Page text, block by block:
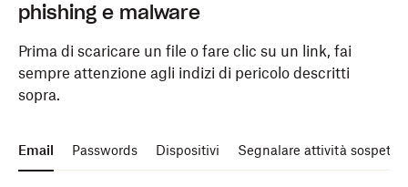
phishing e malware
Prima di scaricare un file o fare clic su un link, fai
sempre attenzione agli indizi di pericolo descritti
sopra.
Email Passwords Dispositivi Segnalare attività sospette